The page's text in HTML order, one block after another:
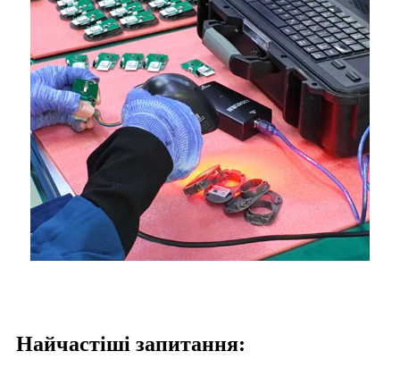
Найчастіші запитання: